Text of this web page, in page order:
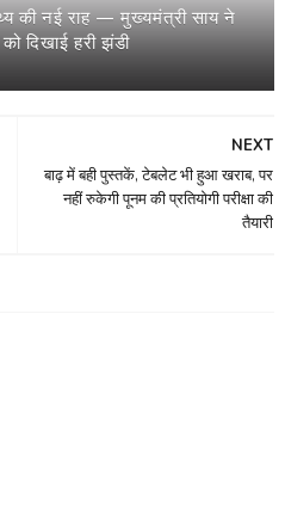
की नई राह — मुख्यमंत्री साय ने
दिखाई हरी झंडी
NEXT
बाढ़ में बही पुस्तकें, टेबलेट भी हुआ खराब, पर
नहीं रुकेगी पूनम की प्रतियोगी परीक्षा की
तैयारी